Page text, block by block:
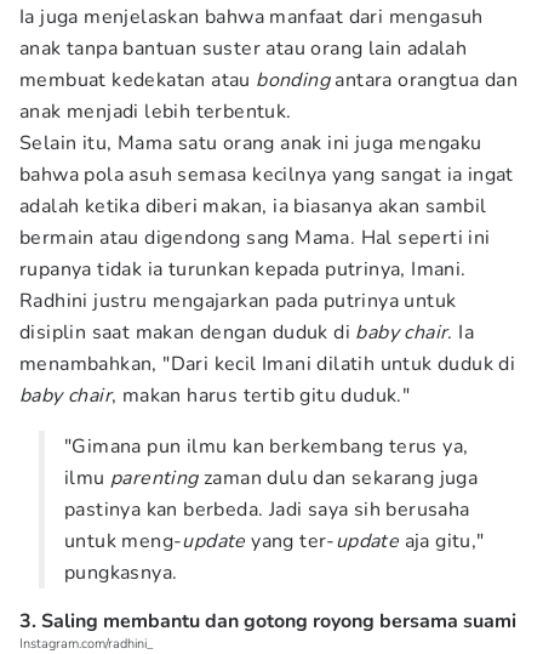
Ia juga menjelaskan bahwa manfaat dari mengasuh
anak tanpa bantuan suster atau orang lain adalah
membuat kedekatan atau bondingantara orangtua dan
anak menjadi lebih terbentuk.
Selain itu, Mama satu orang anak ini juga mengaku
bahwa pola asuh semasa kecilnya yang sangat ia ingat
adalah ketika diberi makan, ia biasanya akan sambil
bermain atau digendong sang Mama. Hal seperti ini
rupanya tidak ia turunkan kepada putrinya, Imani.
Radhini justru mengajarkan pada putrinya untuk
disiplin saat makan dengan duduk di baby chair. Ia
menambahkan, "Dari kecil Imani dilatih untuk duduk di
baby chair, makan harus tertib gitu duduk."
"Gimana pun ilmu kan berkembang terus ya,
ilmu parentingzaman dulu dan sekarang juga
pastinya kan berbeda. Jadi saya sih berusaha
untuk meng-updateyang ter-update aja gitu,"
pungkasnya.
3. Saling membantu dan gotong royong bersama suami
Instagram.com/radhini_